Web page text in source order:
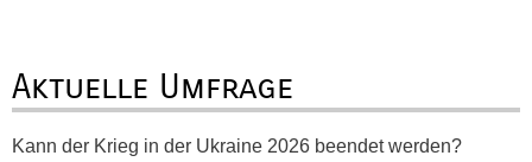
Aktuelle Umfrage
Kann der Krieg in der Ukraine 2026 beendet werden?